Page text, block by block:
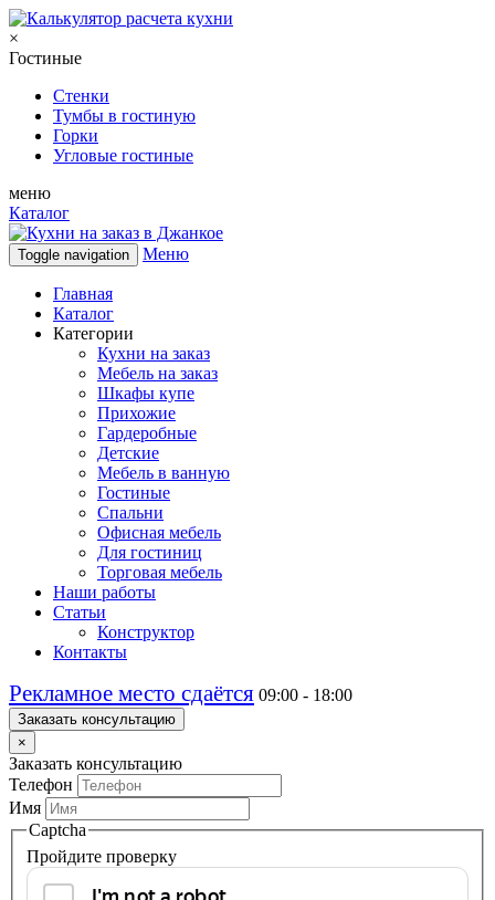
×
Гостиные
Стенки
Тумбы в гостиную
Горки
Угловые гостиные
меню
Каталог
Toggle navigation Меню
Главная
Каталог
Категории
Кухни на заказ
Мебель на заказ
Шкафы купе
Прихожие
Гардеробные
Детские
Мебель в ванную
Гостиные
Спальни
Офисная мебель
Для гостиниц
Торговая мебель
Наши работы
Статьи
Конструктор
Контакты
Рекламное место сдаётся 09:00 - 18:00
Заказать консультацию
×
Заказать консультацию
Телефон
Имя
Captcha
Пройдите проверку